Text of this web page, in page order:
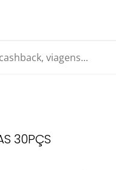
viagens...
30PÇS